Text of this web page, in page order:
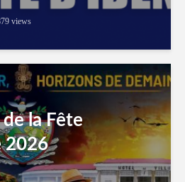
views
la Fête
2026